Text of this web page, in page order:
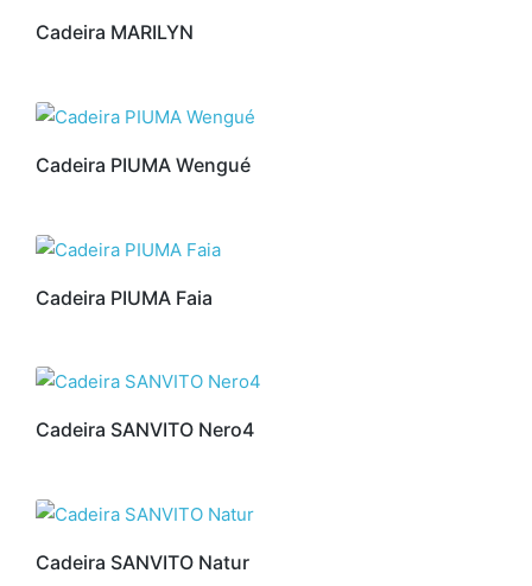
Cadeira MARILYN
Cadeira PIUMA Wengué
Cadeira PIUMA Faia
Cadeira SANVITO Nero4
Cadeira SANVITO Natur